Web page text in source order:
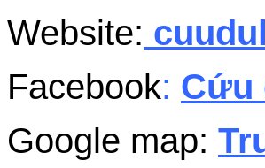
Website:
Facebook: Cứu
Google map: